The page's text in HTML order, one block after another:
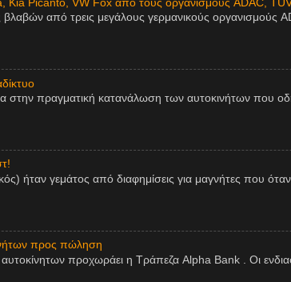
Kia Picanto, VW Fox από τους οργανισμούς ADAC,
βλαβών από τρεις μεγάλους γερμανικούς οργανισμούς
στην πραγματική κατανάλωση των αυτοκινήτων που
ήταν γεμάτος από διαφημίσεις για μαγνήτες που
προς πώληση
προχωράει η Τράπεζα Alpha Bank . Οι